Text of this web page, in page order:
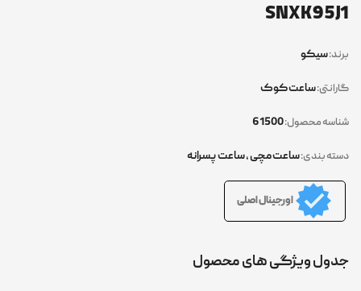
SNXK95J1
برند:سیکو
گارانتی:ساعت کوک
شناسه محصول:
دسته بندی:ساعت مچی,ساعت پسرانه
اورجینال اصلی
جدول ویژگی های محصول